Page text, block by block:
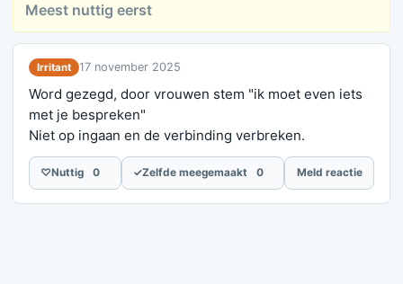
Meest nuttig eerst
Irritant 17 november 2025
Word gezegd, door vrouwen stem "ik moet even iets
met je bespreken"
Niet op ingaan en de verbinding verbreken.
♡Nuttig 0 ✓Zelfde meegemaakt 0 Meld reactie